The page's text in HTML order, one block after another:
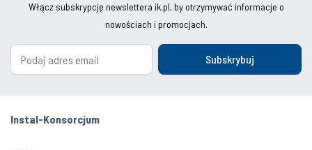
Włącz subskrypcję newslettera ik.pl, by otrzymywać informacje o
nowościach i promocjach.
Subskrybuj
Instal-Konsorcjum